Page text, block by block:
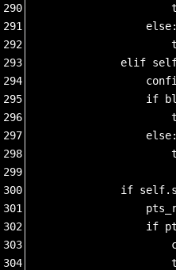
                else:
elif
if
                else:
if
if
290
291
292
293
294
295
296
297
298
299
300
301
302
303
304